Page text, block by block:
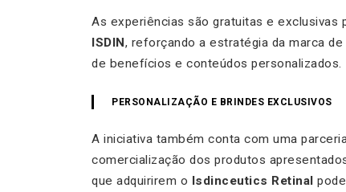
As experiências são gratuitas e exclusivas
ISDIN, reforçando a estratégia da marca
de benefícios e conteúdos personalizados.
PERSONALIZAÇÃO E BRINDES EXCLUSIVOS
A iniciativa também conta com uma
comercialização dos produtos
que adquirirem o Isdinceutics Retinal